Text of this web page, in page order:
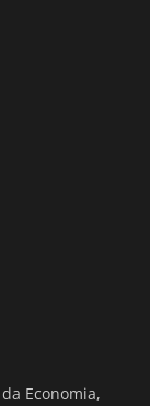
Economia,